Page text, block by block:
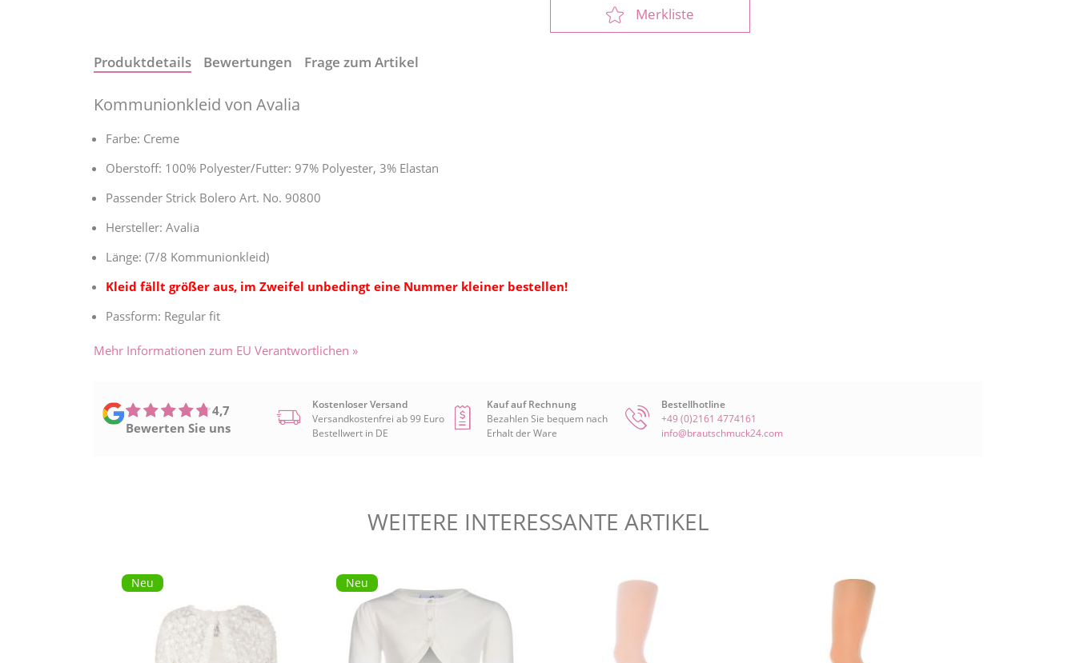
Merkliste
Produktdetails Bewertungen Frage zum Artikel
Kommunionkleid von Avalia
Farbe: Creme
Oberstoff: 100% Polyester/Futter: 97% Polyester, 3% Elastan
Passender Strick Bolero Art. No. 90800
Hersteller: Avalia
Länge: (7/8 Kommunionkleid)
Kleid fällt größer aus, im Zweifel unbedingt eine Nummer kleiner bestellen!
Passform: Regular fit
Mehr Informationen zum EU Verantwortlichen »
4,7
Bewerten Sie uns
Kostenloser Versand
Versandkostenfrei ab 99 Euro
Bestellwert in DE
Kauf auf Rechnung
Bezahlen Sie bequem nach
Erhalt der Ware
Bestellhotline
+49 (0)2161 4774161
info@brautschmuck24.com
WEITERE INTERESSANTE ARTIKEL
Neu Neu